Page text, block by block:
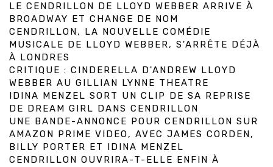
LE CENDRILLON DE LLOYD WEBBER ARRIVE À
BROADWAY ET CHANGE DE NOM
CENDRILLON, LA NOUVELLE COMÉDIE
MUSICALE DE LLOYD WEBBER, S'ARRÊTE DÉJÀ
À LONDRES
CRITIQUE : CINDERELLA D'ANDREW LLOYD
WEBBER AU GILLIAN LYNNE THEATRE
IDINA MENZEL SORT UN CLIP DE SA REPRISE
DE DREAM GIRL DANS CENDRILLON
UNE BANDE-ANNONCE POUR CENDRILLON SUR
AMAZON PRIME VIDEO, AVEC JAMES CORDEN,
BILLY PORTER ET IDINA MENZEL
CENDRILLON OUVRIRA-T-ELLE ENFIN À